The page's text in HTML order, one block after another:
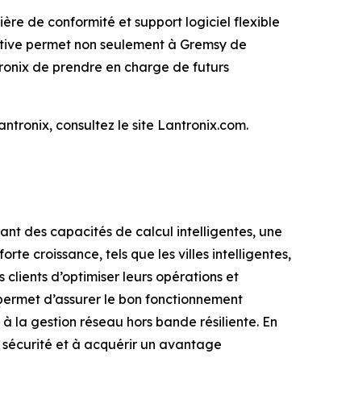
de conformité et support logiciel flexible
permet non seulement à Gremsy de
de prendre en charge de futurs
consultez le site Lantronix.com.
des capacités de calcul intelligentes, une
croissance, tels que les villes intelligentes,
d’optimiser leurs opérations et
d’assurer le bon fonctionnement
la gestion réseau hors bande résiliente. En
et à acquérir un avantage